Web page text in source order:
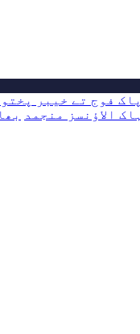
پاک فوج تے خیبر